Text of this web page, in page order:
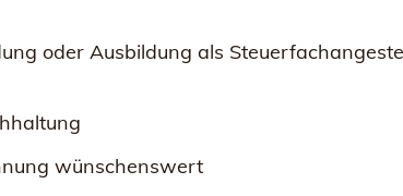
oder Ausbildung als
wünschenswert